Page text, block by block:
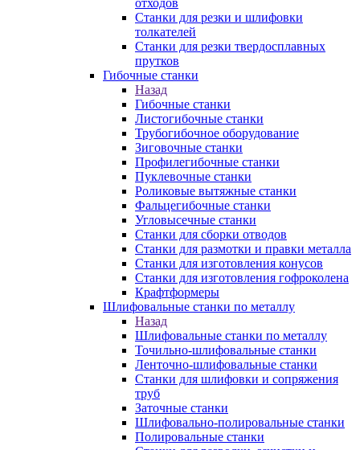
отходов
Станки для резки и шлифовки
толкателей
Станки для резки твердосплавных
прутков
Гибочные станки
Назад
Гибочные станки
Листогибочные станки
Трубогибочное оборудование
Зиговочные станки
Профилегибочные станки
Пуклевочные станки
Роликовые вытяжные станки
Фальцегибочные станки
Угловысечные станки
Станки для сборки отводов
Станки для размотки и правки металла
Станки для изготовления конусов
Станки для изготовления гофроколена
Крафтформеры
Шлифовальные станки по металлу
Назад
Шлифовальные станки по металлу
Точильно-шлифовальные станки
Ленточно-шлифовальные станки
Станки для шлифовки и сопряжения
труб
Заточные станки
Шлифовально-полировальные станки
Полировальные станки